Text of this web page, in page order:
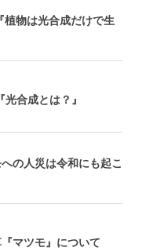
物は光合成だけで生
合成とは？』
の人災は令和にも起こ
マツモ』について